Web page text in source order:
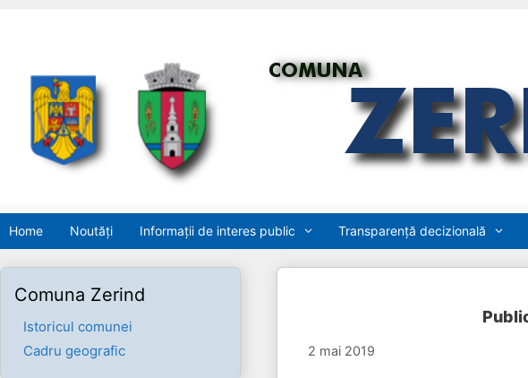
Home Noutăți Informații de interes public Transparență decizională
2 mai 2019
Comuna Zerind
Istoricul comunei
Cadru geografic